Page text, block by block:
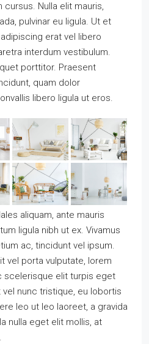
Nulla elit mauris,
pulvinar eu ligula. Ut et
erat vel libero
interdum vestibulum.
porttitor. Praesent
quam dolor
libero ligula ut eros.
aliquam, ante mauris
ligula nibh ut ex. Vivamus
ac, tincidunt vel ipsum.
vel porta vulputate, lorem
scelerisque elit turpis eget
nunc tristique, eu lobortis
leo ut leo laoreet, a gravida
nulla eget elit mollis, at